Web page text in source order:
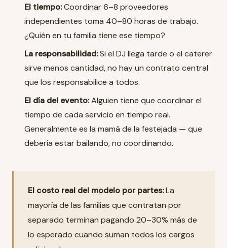
El tiempo:Coordinar 6–8 proveedores
independientes toma 40–80 horas de trabajo.
¿Quién en tu familia tiene ese tiempo?
La responsabilidad:Si el DJ llega tarde o el caterer
sirve menos cantidad, no hay un contrato central
que los responsabilice a todos.
El día del evento:Alguien tiene que coordinar el
tiempo de cada servicio en tiempo real.
Generalmente es la mamá de la festejada — que
debería estar bailando, no coordinando.
El costo real del modelo por partes:La
mayoría de las familias que contratan por
separado terminan pagando 20–30% más de
lo esperado cuando suman todos los cargos